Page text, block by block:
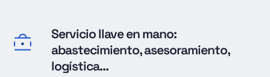
Servicio llave en mano:
abastecimiento, asesoramiento,
logística...